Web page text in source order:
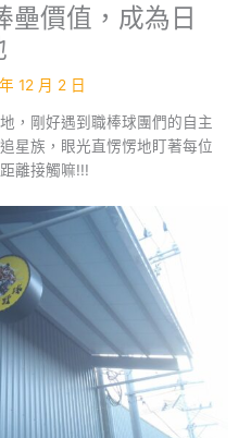
壘價值，成為日
12 月 2 日
剛好遇到職棒球團們的自主
星族，眼光直愣愣地盯著每位
離接觸嘛!!!